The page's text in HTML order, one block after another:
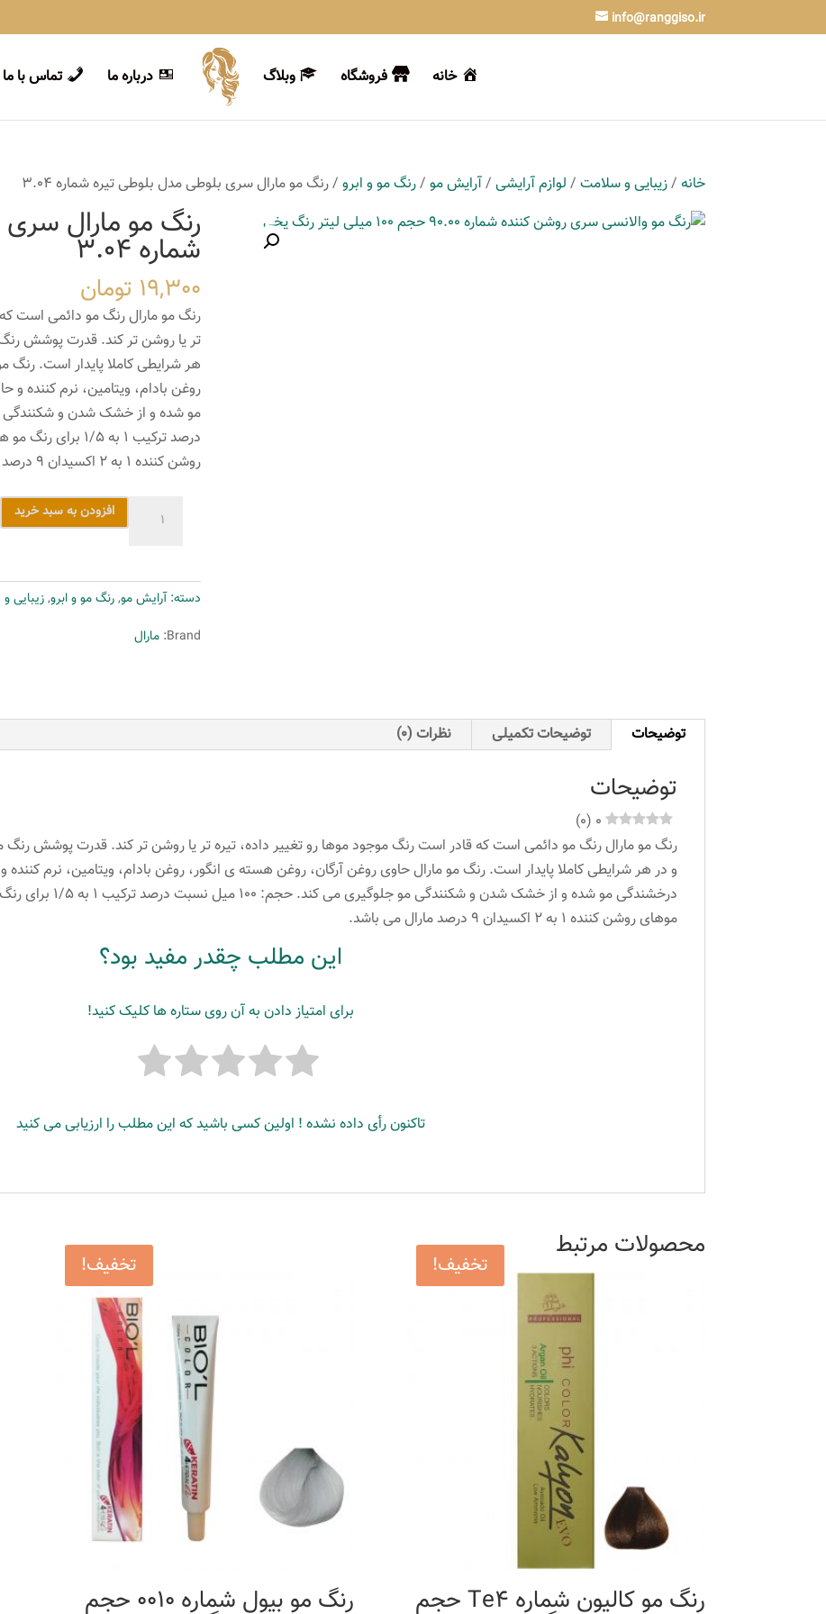
info@ranggiso.ir
خانه فروشگاه وبلاگ درباره ما تماس با ما
خانه /زیبایی و سلامت / لوازم آرایشی /آرایش مو /رنگ مو و ابرو / رنگ مو مارال سری بلوطی مدل بلوطی تیره شماره 3.04
رنگ مو مارال
شماره 3.04
19,300 تومان
رنگ مو مارال رنگ مو دائمی است
تر یا روشن تر کند. قدرت پوشش
هر شرایطی کاملا پایدار است. رنگ
روغن بادام، ویتامین، نرم کننده
روشن کننده ۱ به ۲ اکسیدان ۹ درصد مارال می باشد.
سری
بلوطی
مدل
3.04
عدد
افزودن به سبد خرید
دسته:آرایش مو,رنگ مو و ابرو,زیبایی
Brand: مارال
توضیحات توضیحات تکمیلی نظرات (0)
توضیحات
0
(
0
)
رنگ مو مارال رنگ مو دائمی است که قادر است رنگ موجود موها رو تغییر داده، تیره تر یا روشن تر کند. قدرت پوشش رنگ
و در هر شرایطی کاملا پایدار است. رنگ مو مارال حاوی روغن آرگان، روغن هسته ی انگور، روغن بادام، ویتامین، نرم
موهای روشن کننده ۱ به ۲ اکسیدان ۹ درصد مارال می باشد.
این مطلب چقدر مفید بود؟
برای امتیاز دادن به آن روی ستاره ها کلیک کنید!
تاکنون رأی داده نشده ! اولین کسی باشید که این مطلب را ارزیابی می کنید
محصولات مرتبط
تخفیف!
رنگ مو کالیون شماره Te4 حجم
تخفیف!
رنگ مو بیول شماره 0010 حجم